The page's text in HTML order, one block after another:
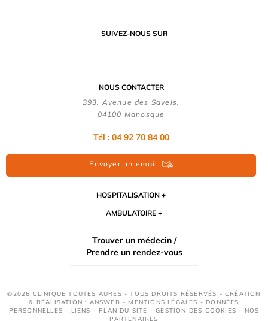
SUIVEZ-NOUS SUR
NOUS CONTACTER
393, Avenue des Savels,
04100 Manosque
Tél : 04 92 70 84 00
Envoyer un email
HOSPITALISATION
AMBULATOIRE
Trouver un médecin /
Prendre un rendez-vous
©2026 CLINIQUE TOUTES AURES - TOUS DROITS RÉSERVÉS - CRÉATION
& RÉALISATION : ANSWEB - MENTIONS LÉGALES - DONNÉES
PERSONNELLES - LIENS - PLAN DU SITE -GESTION DES COOKIES - NOS
PARTENAIRES